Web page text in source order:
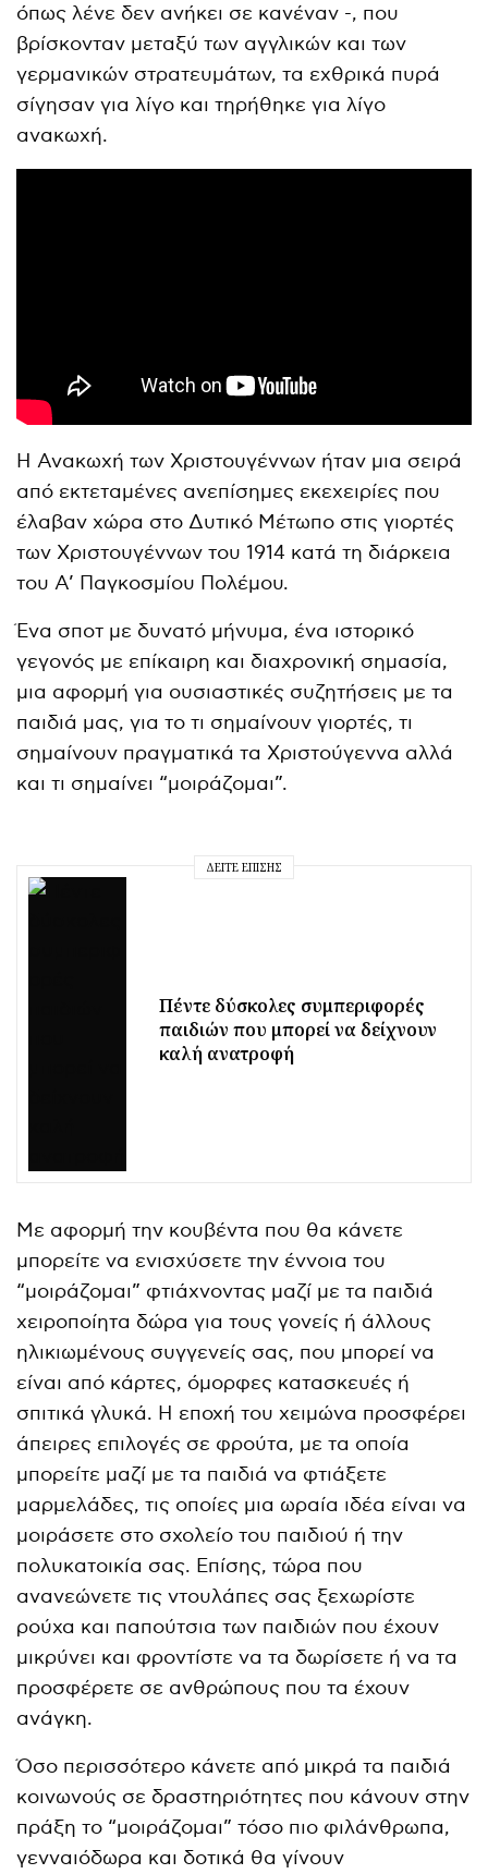
όπως λένε δεν ανήκει σε κανέναν -, που
βρίσκονταν μεταξύ των αγγλικών και των
γερμανικών στρατευμάτων, τα εχθρικά πυρά
σίγησαν για λίγο και τηρήθηκε για λίγο
ανακωχή.
Η Ανακωχή των Χριστουγέννων ήταν μια σειρά
από εκτεταμένες ανεπίσημες εκεχειρίες που
έλαβαν χώρα στο Δυτικό Μέτωπο στις γιορτές
των Χριστουγέννων του 1914 κατά τη διάρκεια
του Α’ Παγκοσμίου Πολέμου.
Ένα σποτ με δυνατό μήνυμα, ένα ιστορικό
γεγονός με επίκαιρη και διαχρονική σημασία,
μια αφορμή για ουσιαστικές συζητήσεις με τα
παιδιά μας, για το τι σημαίνουν γιορτές, τι
σημαίνουν πραγματικά τα Χριστούγεννα αλλά
και τι σημαίνει “μοιράζομαι”.
ΔΕΊΤΕ ΕΠΊΣΗΣ
Πέντε δύσκολες συμπεριφορές
παιδιών που μπορεί να δείχνουν
καλή ανατροφή
Με αφορμή την κουβέντα που θα κάνετε
μπορείτε να ενισχύσετε την έννοια του
“μοιράζομαι” φτιάχνοντας μαζί με τα παιδιά
χειροποίητα δώρα για τους γονείς ή άλλους
ηλικιωμένους συγγενείς σας, που μπορεί να
είναι από κάρτες, όμορφες κατασκευές ή
σπιτικά γλυκά. Η εποχή του χειμώνα προσφέρει
άπειρες επιλογές σε φρούτα, με τα οποία
μπορείτε μαζί με τα παιδιά να φτιάξετε
μαρμελάδες, τις οποίες μια ωραία ιδέα είναι να
μοιράσετε στο σχολείο του παιδιού ή την
πολυκατοικία σας. Επίσης, τώρα που
ανανεώνετε τις ντουλάπες σας ξεχωρίστε
ρούχα και παπούτσια των παιδιών που έχουν
μικρύνει και φροντίστε να τα δωρίσετε ή να τα
προσφέρετε σε ανθρώπους που τα έχουν
ανάγκη.
Όσο περισσότερο κάνετε από μικρά τα παιδιά
κοινωνούς σε δραστηριότητες που κάνουν στην
πράξη το “μοιράζομαι” τόσο πιο φιλάνθρωπα,
γενναιόδωρα και δοτικά θα γίνουν